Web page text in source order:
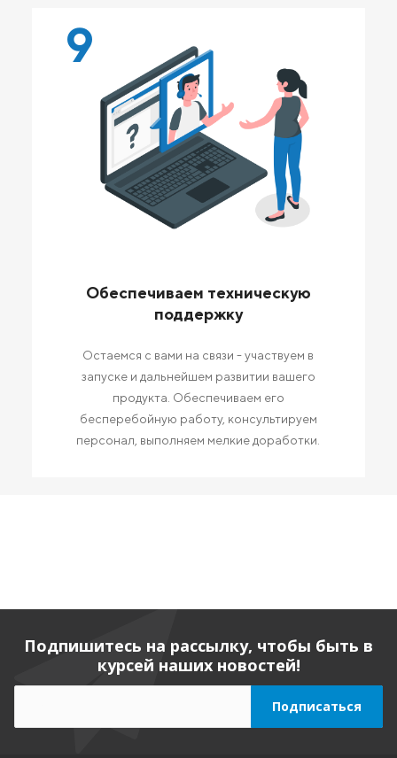
9
Обеспечиваем техническую
поддержку
Остаемся с вами на связи - участвуем в
запуске и дальнейшем развитии вашего
продукта. Обеспечиваем его
бесперебойную работу, консультируем
персонал, выполняем мелкие доработки.
Подпишитесь на рассылку, чтобы быть в
курсей наших новостей!